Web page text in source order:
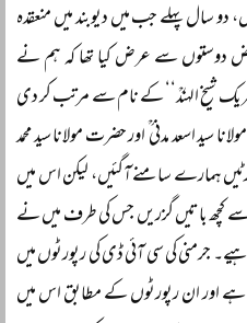
دو سال پہلے جب میں دیوبند میں منعقدہ
بعض دوستوں سے عرض کیا تھا کہ ہم نے
شیخ الہندؒ‘‘ کے نام سے مرتب کر دی
سید اسعد مدنی ؒ اور حضرت مولانا سید محمد
ہمارے سامنے آگئیں، لیکن اس میں
سے کچھ باتیں گزریں جس کی طرف میں نے
جرمنی کی سی آئی ڈی کی رپورٹوں میں
ہے اور ان رپورٹوں کے مطابق اس میں